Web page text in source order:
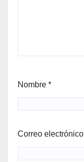
Nombre *
Correo electrónico